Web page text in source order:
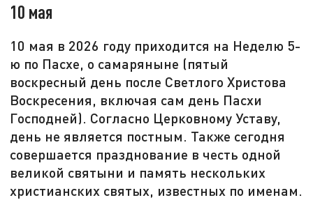
10 мая
10 мая в 2026 году приходится на Неделю 5-
ю по Пасхе, о самаряныне (пятый
воскресный день после Светлого Христова
Воскресения, включая сам день Пасхи
Господней). Согласно Церковному Уставу,
день не является постным. Также сегодня
совершается празднование в честь одной
великой святыни и память нескольких
христианских святых, известных по именам.